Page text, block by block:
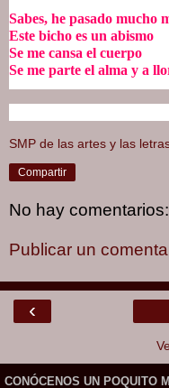
Sabes, he pasado mucho
Este bicho es un abismo
Se me cansa el cuerpo
Se me parte el alma y a
SMP de las artes y las
Compartir
No hay comentarios:
Publicar un
‹
CONÓCENOS UN POQUITO